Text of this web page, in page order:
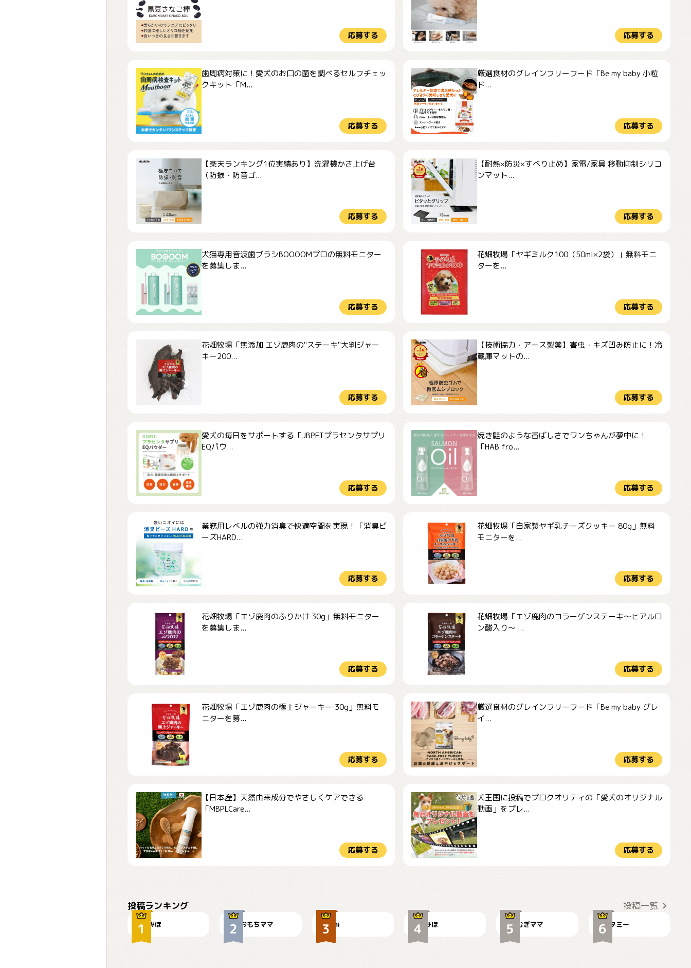
応募する 応募する
歯周病対策に！愛犬のお口の菌を調べるセルフチェッ
クキット「M...
応募する
厳選食材のグレインフリーフード「Be my baby 小粒
ド...
応募する
【楽天ランキング1位実績あり】洗濯機かさ上げ台
（防振・防音ゴ...
応募する
【耐熱×防災×すべり止め】家電/家具 移動抑制シリコ
ンマット...
応募する
犬猫専用音波歯ブラシBOOOOMプロの無料モニター
を募集しま...
応募する
花畑牧場「ヤギミルク100（50ml×2袋）」無料モニ
ターを...
応募する
花畑牧場「無添加 エゾ鹿肉の"ステーキ"大判ジャー
キー200...
応募する
【技術協力・アース製薬】害虫・キズ凹み防止に！冷
蔵庫マットの...
応募する
愛犬の毎日をサポートする「JBPETプラセンタサプリ
EQパウ...
応募する
焼き鮭のような香ばしさでワンちゃんが夢中に！
「HAB fro...
応募する
業務用レベルの強力消臭で快適空間を実現！「消臭ビ
ーズHARD...
応募する
花畑牧場「自家製ヤギ乳チーズクッキー 80g」無料
モニターを...
応募する
花畑牧場「エゾ鹿肉のふりかけ 30g」無料モニター
を募集しま...
応募する
花畑牧場「エゾ鹿肉のコラーゲンステーキ～ヒアルロ
ン酸入り～ ...
応募する
花畑牧場「エゾ鹿肉の極上ジャーキー 30g」無料モ
ニターを募...
応募する
厳選食材のグレインフリーフード「Be my baby グレ
イ...
応募する
【日本産】天然由来成分でやさしくケアできる
「MBPLCare...
応募する
犬王国に投稿でプロクオリティの「愛犬のオリジナル
動画」をプレ...
応募する
投稿ランキング 投稿一覧
みほ おもちママ mi みほ むぎママ タミー